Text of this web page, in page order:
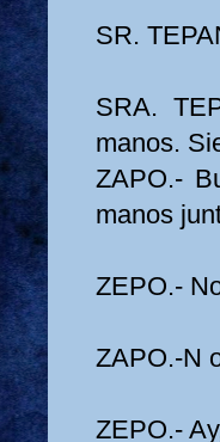
SR.
SRA.
manos.
ZAPO.-
manos
ZEPO.-
ZAPO.-N
ZEPO.-